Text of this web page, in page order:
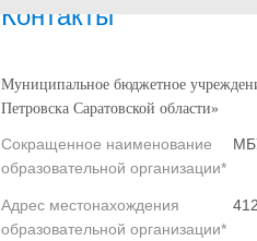
Контакты
Муниципальное бюджетное
Петровска Саратовской области»
Сокращенное наименование
образовательной организации*
Адрес местонахождения
образовательной организации*